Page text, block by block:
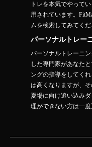
トレを本気でやって
用されています。
ムを検索してみてくだ
パーソナルトレー
パーソナルトレーニ
した専門家があなた
ングの指導をしてく
は高くなりますが、
夏場に向け追い込み
理ができない方は一度